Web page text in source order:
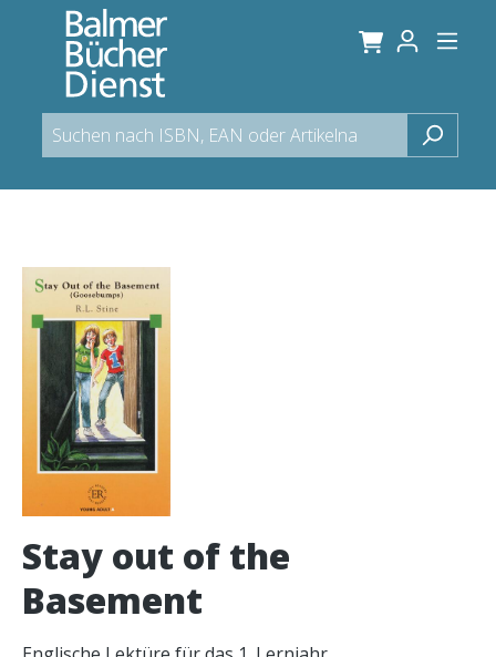
springen
Bildergalerie überspringen
Stay out of the
Basement